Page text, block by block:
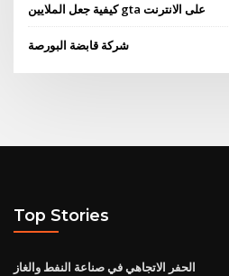
كيفية جعل الملايين gta على الانترنت
شركة قابضة البورصة
Top Stories
الحفر الاتجاهي في صناعة النفط والغاز